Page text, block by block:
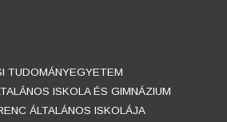
TUDOMÁNYEGYETEM
ISKOLA ÉS GIMNÁZIUM
ÁLTALÁNOS ISKOLÁJA